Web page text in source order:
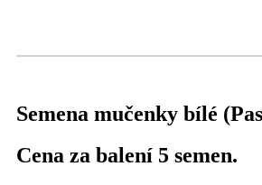
Semena mučenky bílé
Cena za balení 5 semen.